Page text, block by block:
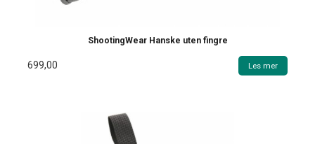
ShootingWear Hanske uten fingre
699,00 Les mer